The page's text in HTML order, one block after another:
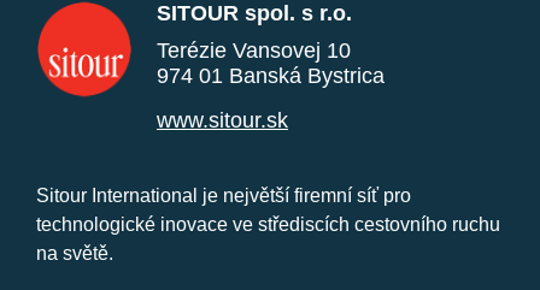
SITOUR spol. s r.o.
Terézie Vansovej 10
974 01 Banská Bystrica
www.sitour.sk
Sitour International je největší firemní síť pro
technologické inovace ve střediscích cestovního ruchu
na světě.